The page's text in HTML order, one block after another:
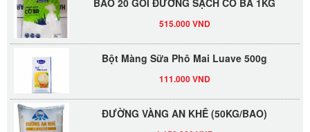
Bột Màng Sữa Phô Mai Luave 500g
ĐƯỜNG VÀNG AN KHÊ (50KG/BAO)